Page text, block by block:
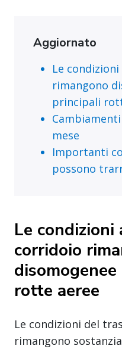
Aggiornato
Le
rimangono
principali
mese
Importanti
possono
Le
corridoio
rotte aeree
Le condizioni del
rimangono